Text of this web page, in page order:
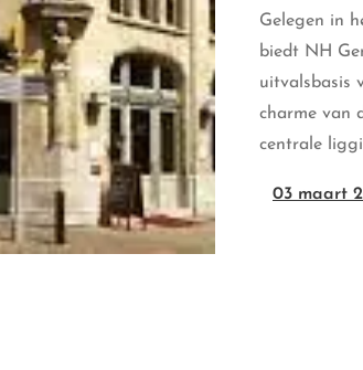
Gelegen in
biedt NH
uitvalsbasis
charme van
centrale
03 maart